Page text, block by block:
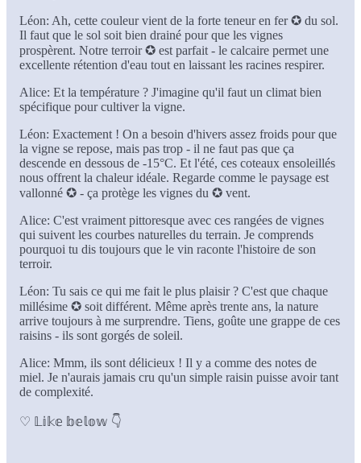
Léon: Ah, cette couleur vient de la forte teneur en fer ✪ du sol.
Il faut que le sol soit bien drainé pour que les vignes
prospèrent. Notre terroir ✪ est parfait - le calcaire permet une
excellente rétention d'eau tout en laissant les racines respirer.
Alice: Et la température ? J'imagine qu'il faut un climat bien
spécifique pour cultiver la vigne.
Léon: Exactement ! On a besoin d'hivers assez froids pour que
la vigne se repose, mais pas trop - il ne faut pas que ça
descende en dessous de -15°C. Et l'été, ces coteaux ensoleillés
nous offrent la chaleur idéale. Regarde comme le paysage est
vallonné ✪ - ça protège les vignes du ✪ vent.
Alice: C'est vraiment pittoresque avec ces rangées de vignes
qui suivent les courbes naturelles du terrain. Je comprends
pourquoi tu dis toujours que le vin raconte l'histoire de son
terroir.
Léon: Tu sais ce qui me fait le plus plaisir ? C'est que chaque
millésime ✪ soit différent. Même après trente ans, la nature
arrive toujours à me surprendre. Tiens, goûte une grappe de ces
raisins - ils sont gorgés de soleil.
Alice: Mmm, ils sont délicieux ! Il y a comme des notes de
miel. Je n'aurais jamais cru qu'un simple raisin puisse avoir tant
de complexité.
♡ 𝕃𝕚𝕜𝕖 𝕓𝕖𝕝𝕠𝕨 👇